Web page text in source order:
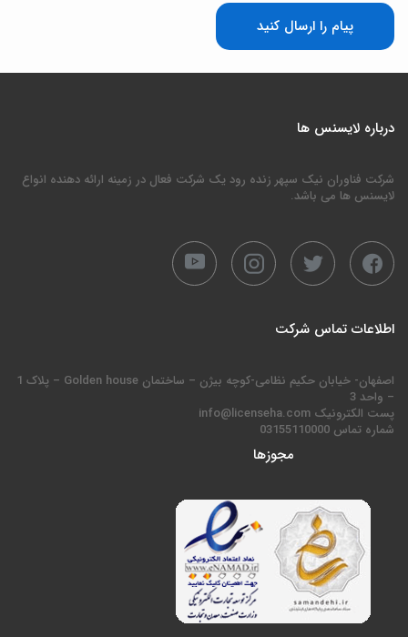
پیام را ارسال کنید
درباره لایسنس ها
شرکت فناوران نیک سپهر زنده رود یک شرکت فعال در زمینه ارائه دهنده انواع
لایسنس ها می باشد.
اطلاعات تماس شرکت
اصفهان- خیابان حکیم نظامی-کوچه بیژن – ساختمان Golden house – پلاک 1
– واحد 3
پست الکترونیک info@licenseha.com
شماره تماس 03155110000
مجوزها